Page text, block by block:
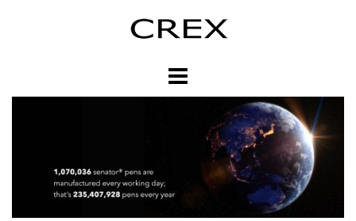
容